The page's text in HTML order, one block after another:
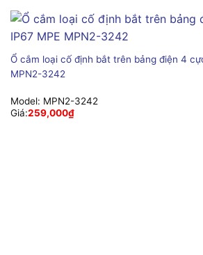
Ổ cắm loại cố định bắt trên bảng điện 4
MPN2-3242
Model: MPN2-3242
Giá:259,000₫